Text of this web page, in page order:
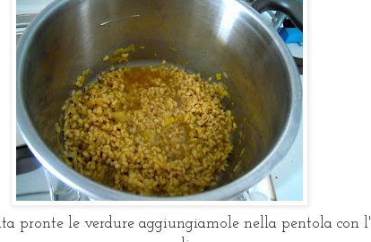
pronte le verdure aggiungiamole nella pentola con l'